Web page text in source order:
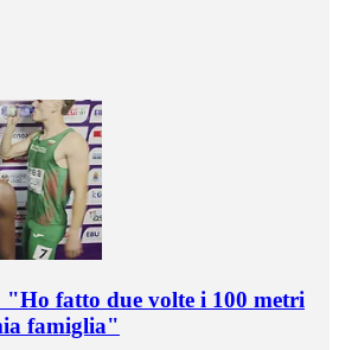
fatto due volte i 100 metri
famiglia"